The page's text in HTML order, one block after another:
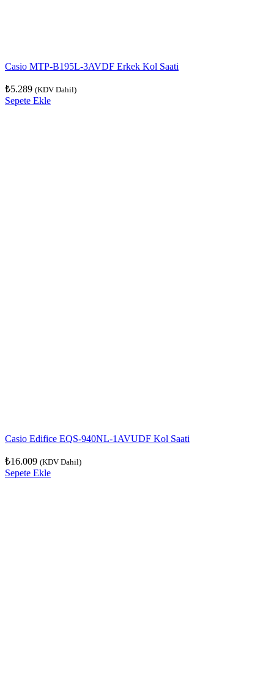
Casio MTP-B195L-3AVDF Erkek Kol Saati
₺5.289 (KDV Dahil)
Sepete Ekle
Casio Edifice EQS-940NL-1AVUDF Kol Saati
₺16.009 (KDV Dahil)
Sepete Ekle